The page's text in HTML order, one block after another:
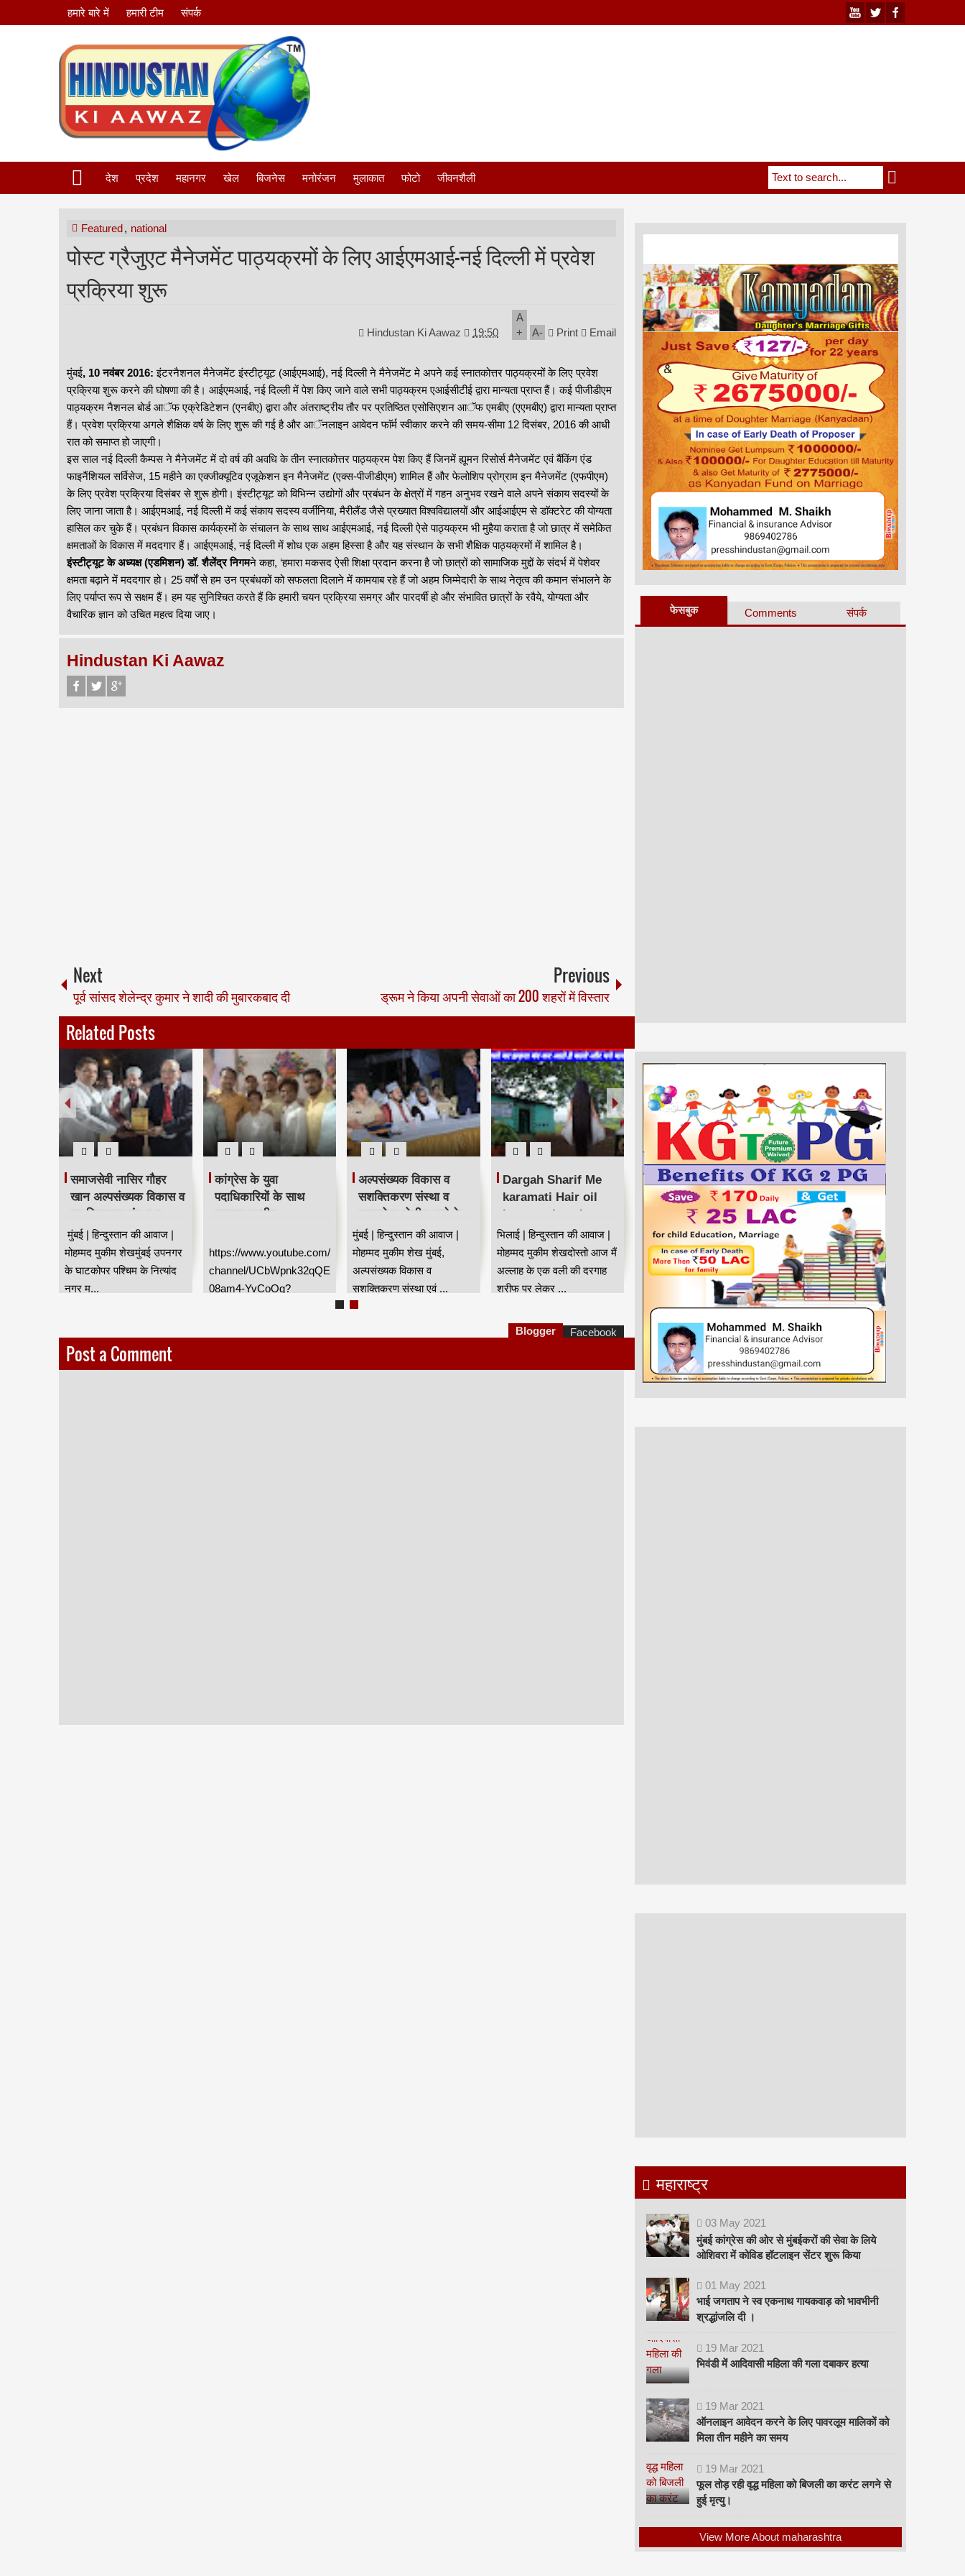
हमारे बारे में हमारी टीम संपर्क
देश प्रदेश महानगर खेल बिजनेस मनोरंजन मुलाकात फोटो जीवनशैली
Featured, national
पोस्ट ग्रैजुएट मैनेजमेंट पाठ्यक्रमों के लिए आईएमआई-नई दिल्ली में प्रवेश
प्रक्रिया शुरू
Hindustan Ki Aawaz 19:50
A
+
A- Print Email
मुंबई, 10 नवंबर 2016:इंटरनैशनल मैनेजमेंट इंस्टीट्यूट (आईएमआई), नई दिल्ली ने मैनेजमेंट मे अपने कई स्नातकोत्तर पाठ्यक्रमों के लिए प्रवेश
प्रक्रिया शुरू करने की घोषणा की है। आईएमआई, नई दिल्ली में पेश किए जाने वाले सभी पाठ्यक्रम एआईसीटीई द्वारा मान्यता प्राप्त हैं। कई पीजीडीएम
पाठ्यक्रम नैशनल बोर्ड आॅफ एक्रेडिटेशन (एनबीए) द्वारा और अंतराष्ट्रीय तौर पर प्रतिष्ठित एसोसिएशन आॅफ एमबीए (एएमबीए) द्वारा मान्यता प्राप्त
हैं। प्रवेश प्रक्रिया अगले शैक्षिक वर्ष के लिए शुरू की गई है और आॅनलाइन आवेदन फाॅर्म स्वीकार करने की समय-सीमा 12 दिसंबर, 2016 की आधी
रात को समाप्त हो जाएगी।
इस साल नई दिल्ली कैम्पस ने मैनेजमेंट में दो वर्ष की अवधि के तीन स्नातकोत्तर पाठ्यक्रम पेश किए हैं जिनमें ह्यूमन रिसोर्स मैनेजमेंट एवं बैंकिंग एंड
फाइनैंशियल सर्विसेज, 15 महीने का एक्जीक्यूटिव एजूकेशन इन मैनेजमेंट (एक्स-पीजीडीएम) शामिल हैं और फेलोशिप प्रोग्राम इन मैनेजमेंट (एफपीएम)
के लिए प्रवेश प्रक्रिया दिसंबर से शुरू होगी। इंस्टीट्यूट को विभिन्न उद्योगों और प्रबंधन के क्षेत्रों में गहन अनुभव रखने वाले अपने संकाय सदस्यों के
लिए जाना जाता है। आईएमआई, नई दिल्ली में कई संकाय सदस्य वर्जीनिया, मैरीलैंड जैसे प्रख्यात विश्वविद्यालयों और आईआईएम से डाॅक्टरेट की योग्यता
हासिल कर चुके हैं। प्रबंधन विकास कार्यक्रमों के संचालन के साथ साथ आईएमआई, नई दिल्ली ऐसे पाठ्यक्रम भी मुहैया कराता है जो छात्र में समेकित
क्षमताओं के विकास में मददगार हैं। आईएमआई, नई दिल्ली में शोध एक अहम हिस्सा है और यह संस्थान के सभी शैक्षिक पाठ्यक्रमों में शामिल है।
इंस्टीट्यूट के अध्यक्ष (एडमिशन) डॉ. शैलेंद्र निगमने कहा, ‘हमारा मकसद ऐसी शिक्षा प्रदान करना है जो छात्रों को सामाजिक मुद्दों के संदर्भ में पेशेवर
क्षमता बढ़ाने में मददगार हो। 25 वर्षों से हम उन प्रबंधकों को सफलता दिलाने में कामयाब रहे हैं जो अहम जिम्मेदारी के साथ नेतृत्व की कमान संभालने के
लिए पर्याप्त रूप से सक्षम हैं। हम यह सुनिश्चित करते हैं कि हमारी चयन प्रक्रिया समग्र और पारदर्षी हो और संभावित छात्रों के रवैये, योग्यता और
वैचारिक ज्ञान को उचित महत्व दिया जाए।
Hindustan Ki Aawaz
Next
पूर्व सांसद शेलेन्द्र कुमार ने शादी की मुबारकबाद दी
Previous
ड्रूम ने किया अपनी सेवाओं का 200 शहरों में विस्तार
Related Posts
समाजसेवी नासिर गौहर
खान अल्पसंख्यक विकास व
सशक्तिकरण संस्था व
घाटकोपर पोलीस ठाणे द्वारा
सम्मानित हुए।
मुंबई | हिन्दुस्तान की आवाज |
मोहम्मद मुकीम शेखमुंबई उपनगर
के घाटकोपर पश्चिम के नित्यांद
नगर म...
कांग्रेस के युवा
पदाधिकारियों के साथ
यादगार तस्वीर
https://www.youtube.com/
channel/UCbWpnk32qQE
08am4-YvCoOg?
अल्पसंख्यक विकास व
सशक्तिकरण संस्था व
घाटकोपर पोलीस ठाणे के
संयुक्त तत्वावधान में नशा
मुक्ति अभियान
मुंबई | हिन्दुस्तान की आवाज |
मोहम्मद मुकीम शेख मुंबई,
अल्पसंख्यक विकास व
सशक्तिकरण संस्था एवं ...
Dargah Sharif Me
karamati Hair oil
karamat jaan kar
sab hairan | दरगाह
शरीफ में करामाती बालो का
तेल😍
भिलाई | हिन्दुस्तान की आवाज |
मोहम्मद मुकीम शेखदोस्तो आज मैं
अल्लाह के एक वली की दरगाह
शरीफ पर लेकर ...
Post a Comment
Blogger Facebook
फेसबुक Comments संपर्क
महाराष्ट्र
03 May 2021
मुंबई कांग्रेस की ओर से मुंबईकरों की सेवा के लिये
ओशिवरा में कोविड हॉटलाइन सेंटर शुरू किया
01 May 2021
भाई जगताप ने स्व एकनाथ गायकवाड़ को भावभीनी
श्रद्धांजलि दी ।
19 Mar 2021
भिवंडी में आदिवासी महिला की गला दबाकर हत्या
19 Mar 2021
ऑनलाइन आवेदन करने के लिए पावरलूम मालिकों को
मिला तीन महीने का समय
19 Mar 2021
फूल तोड़ रही वृद्ध महिला को बिजली का करंट लगने से
हुई मृत्यु।
View More About maharashtra